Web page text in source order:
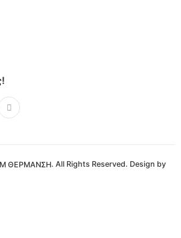
ΘΕΡΜΑΝΣΗ. All Rights Reserved. Design by